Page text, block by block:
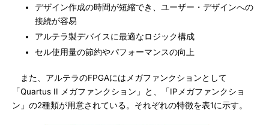
デザイン作成の時間が短縮でき、ユーザー・デザインへの
接続が容易
アルテラ製デバイスに最適なロジック構成
セル使用量の節約やパフォーマンスの向上
また、アルテラのFPGAにはメガファンクションとして
「Quartus II メガファンクション」と、「IPメガファンクショ
ン」の2種類が用意されている。それぞれの特徴を表1に示す。